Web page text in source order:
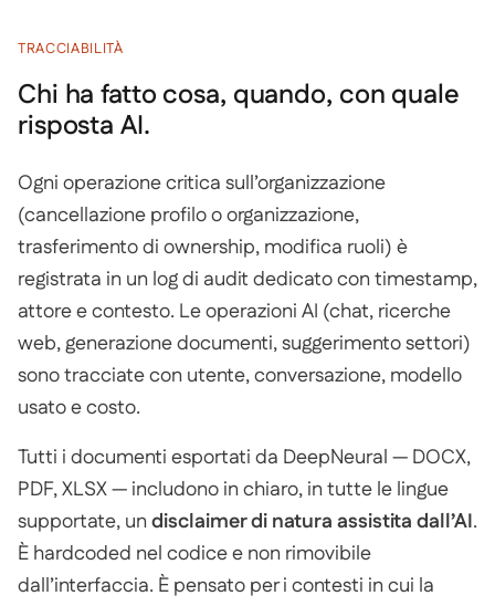
TRACCIABILITÀ
Chi ha fatto cosa, quando, con quale
risposta AI.
Ogni operazione critica sull’organizzazione
(cancellazione profilo o organizzazione,
trasferimento di ownership, modifica ruoli) è
registrata in un log di audit dedicato con timestamp,
attore e contesto. Le operazioni AI (chat, ricerche
web, generazione documenti, suggerimento settori)
sono tracciate con utente, conversazione, modello
usato e costo.
Tutti i documenti esportati da DeepNeural — DOCX,
PDF, XLSX — includono in chiaro, in tutte le lingue
supportate, undisclaimer di natura assistita dall’AI.
È hardcoded nel codice e non rimovibile
dall’interfaccia. È pensato per i contesti in cui la